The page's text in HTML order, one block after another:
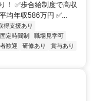
！ ✅歩合給制度で高収
均年収586万円 ✅...
得支援あり
固定時間制
職場見学可
歓迎 研修あり
賞与あり